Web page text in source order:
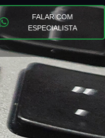
FALAR COM
ESPECIALISTA